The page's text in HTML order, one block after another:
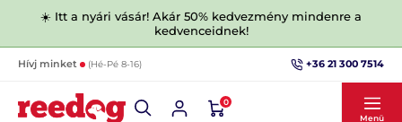
☀️ Itt a nyári vásár! Akár 50% kedvezmény mindenre a
kedvenceidnek!
Hívj minket (Hé-Pé 8-16) +36 21 300 7514
0
Menü